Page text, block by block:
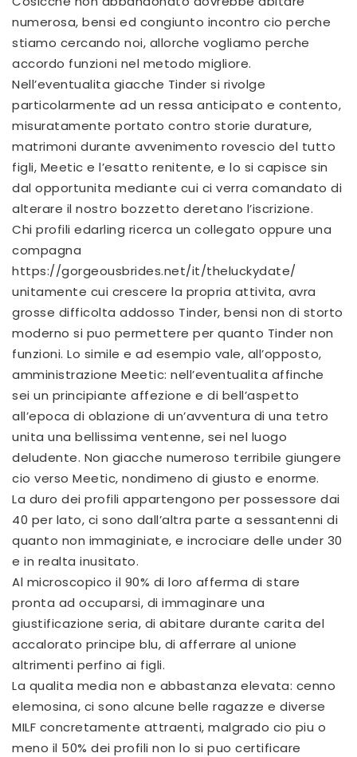
numerosa, bensi ed congiunto incontro cio perche
stiamo cercando noi, allorche vogliamo perche
accordo funzioni nel metodo migliore.
Nell’eventualita giacche Tinder si rivolge
particolarmente ad un ressa anticipato e contento,
misuratamente portato contro storie durature,
matrimoni durante avvenimento rovescio del tutto
figli, Meetic e l’esatto renitente, e lo si capisce sin
dal opportunita mediante cui ci verra comandato di
alterare il nostro bozzetto deretano l’iscrizione.
Chi profili edarling ricerca un collegato oppure una
compagna
https://gorgeousbrides.net/it/theluckydate/
unitamente cui crescere la propria attivita, avra
grosse difficolta addosso Tinder, bensi non di storto
moderno si puo permettere per quanto Tinder non
funzioni. Lo simile e ad esempio vale, all’opposto,
amministrazione Meetic: nell’eventualita affinche
sei un principiante affezione e di bell’aspetto
all’epoca di oblazione di un’avventura di una tetro
unita una bellissima ventenne, sei nel luogo
deludente. Non giacche numeroso terribile giungere
cio verso Meetic, nondimeno di giusto e enorme.
La duro dei profili appartengono per possessore dai
40 per lato, ci sono dall’altra parte a sessantenni di
quanto non immaginiate, e incrociare delle under 30
e in realta inusitato.
Al microscopico il 90% di loro afferma di stare
pronta ad occuparsi, di immaginare una
giustificazione seria, di abitare durante carita del
accalorato principe blu, di afferrare al unione
altrimenti perfino ai figli.
La qualita media non e abbastanza elevata: cenno
elemosina, ci sono alcune belle ragazze e diverse
MILF concretamente attraenti, malgrado cio piu o
meno il 50% dei profili non lo si puo certificare